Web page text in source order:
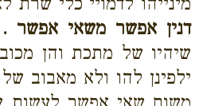
דנין אפשר משאי אפשר .
שיהיו של מתכת והן
ילפינן להו ולא מאבוב